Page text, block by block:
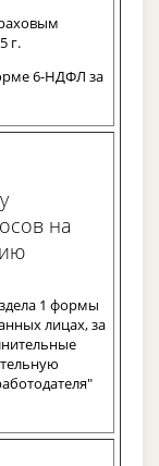
г.
6-НДФЛ за
на
1 формы
лицах, за